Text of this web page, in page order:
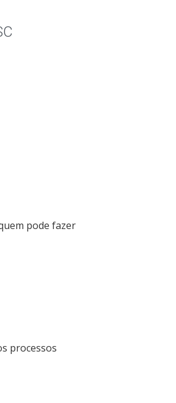
pode fazer
processos